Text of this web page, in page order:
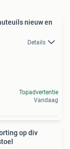
nieuw en
Details
Topadvertentie
Vandaag
op div